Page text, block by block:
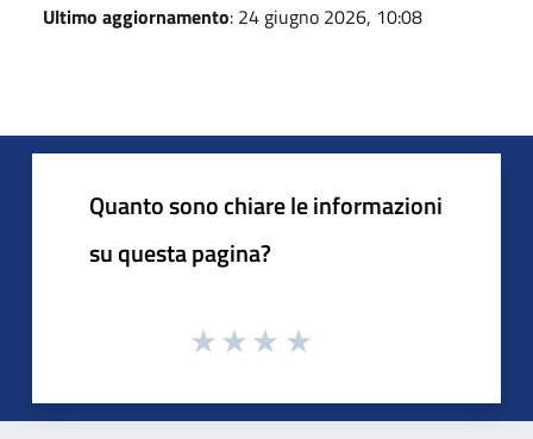
Ultimo aggiornamento: 24 giugno 2026, 10:08
Quanto sono chiare le informazioni
su questa pagina?